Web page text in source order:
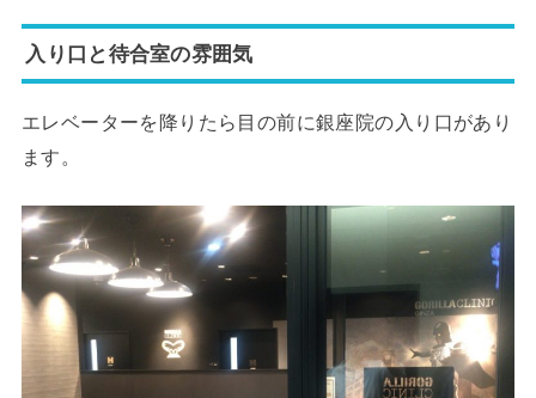
入り口と待合室の雰囲気
エレベーターを降りたら目の前に銀座院の入り口があり
ます。